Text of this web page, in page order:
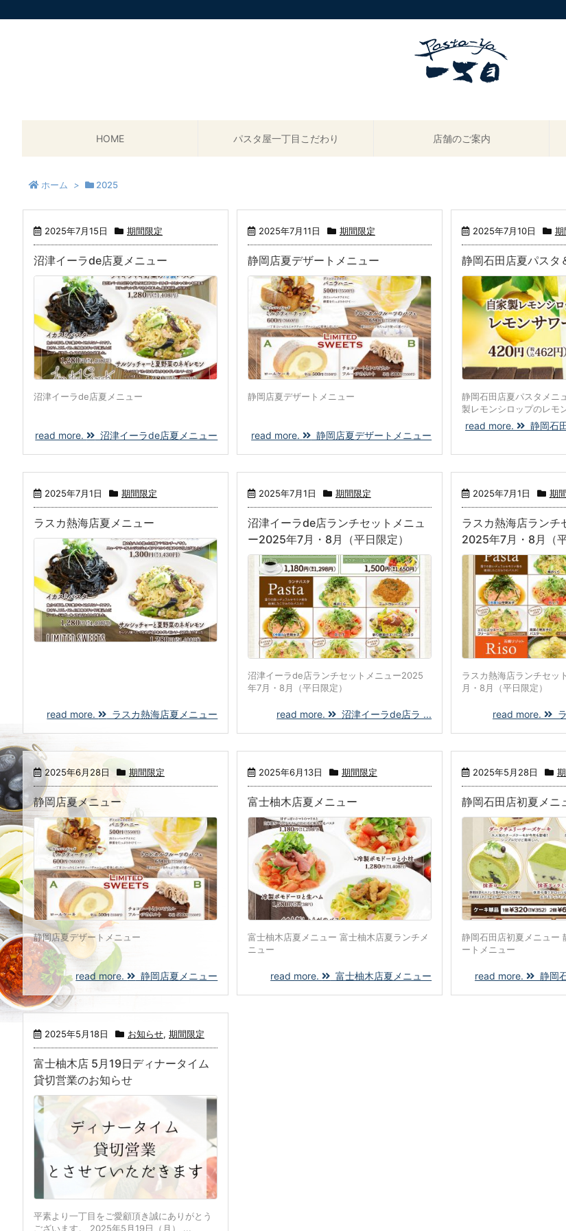
HOME パスタ屋一丁目こだわり 店舗のご案内
ホーム > 2025
2025年7月15日 期間限定
沼津イーラde店夏メニュー
沼津イーラde店夏メニュー
read more. 沼津イーラde店夏メニュー
2025年7月11日 期間限定
静岡店夏デザートメニュー
静岡店夏デザートメニュー
read more. 静岡店夏デザートメニュー
2025年7月10日 期
静岡石田店夏パスタ
静岡石田店夏パスタメニ
製レモンシロップのレモ
read more.
静岡石
2025年7月1日 期間限定
ラスカ熱海店夏メニュー
read more. ラスカ熱海店夏メニュー
2025年7月1日 期間限定
沼津イーラde店ランチセットメニュ
ー2025年7月・8月（平日限定）
沼津イーラde店ランチセットメニュー2025
年7月・8月（平日限定）
read more. 沼津イーラde店ラ ...
2025年7月1日 期
ラスカ熱海店ランチ
2025年7月・8月（平
ラスカ熱海店ランチセッ
月・8月（平日限定）
read more. ラ
2025年6月28日 期間限定
静岡店夏メニュー
静岡店夏デザートメニュー
read more. 静岡店夏メニュー
2025年6月13日 期間限定
富士柚木店夏メニュー
富士柚木店夏メニュー 富士柚木店夏ランチメ
ニュー
read more. 富士柚木店夏メニュー
2025年5月28日
静岡石田店初夏メニ
静岡石田店初夏メニュー
ートメニュー
read more. 静岡
2025年5月18日 お知らせ, 期間限定
富士柚木店 5月19日ディナータイム
貸切営業のお知らせ
平素より一丁目をご愛顧頂き誠にありがとう
ございます。 2025年5月19日（月） ...